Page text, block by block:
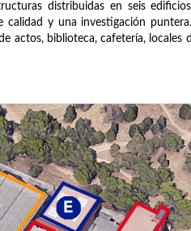
distribuidas en seis
calidad y una investigación
actos, biblioteca, cafetería, locales